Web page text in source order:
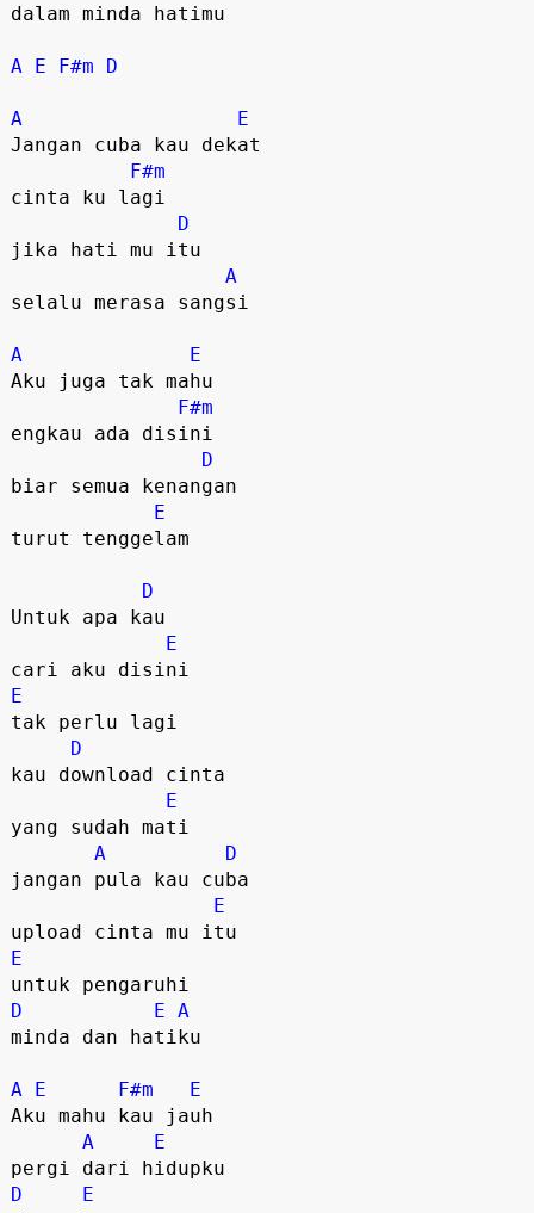
dalam minda hatimu
A E F#m D
A
E
Jangan cuba kau dekat
F#m
cinta ku lagi
D
jika hati mu itu
A
selalu merasa sangsi
A
E
Aku juga tak mahu
F#m
engkau ada disini
D
biar semua kenangan
E
turut tenggelam
D
Untuk apa kau
E
E
tak perlu lagi
D
kau download cinta
E
yang sudah mati
A
D
jangan pula kau cuba
E
E
D
E A
minda dan hatiku
A E F#m
E
Aku mahu kau jauh
A
E
D
E